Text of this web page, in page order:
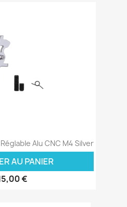
Alu CNC M4 Silver
AU PANIER
€